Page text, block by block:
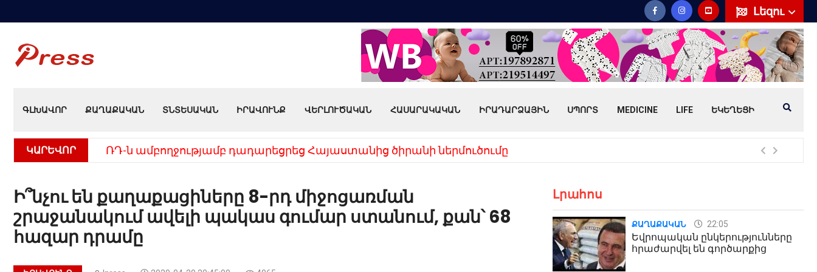
Լեզու
ԳԼԽԱՎՈՐ ՔԱՂԱՔԱԿԱՆ ՏՆՏԵՍԱԿԱՆ ԻՐԱՎՈՒՆՔ ՎԵՐԼՈՒԾԱԿԱՆ ՀԱՍԱՐԱԿԱԿԱՆ ԻՐԱԴԱՐՁԱՅԻՆ ՍՊՈՐՏ MEDICINE LIFE ԵԿԵՂԵՑԻ
ԿԱՐԵՎՈՐ ՌԴ-ն ամբողջությամբ դադարեցրեց Հայաստանից ծիրանի ներմուծումը
Ի՞նչու են քաղաքացիները 8-րդ միջոցառման
շրաջանակում ավելի պակաս գումար ստանում, քան՝ 68
հազար դրամը
Լրահոս
ՔԱՂԱՔԱԿԱՆ 22:05
Եվրոպական ընկերությունները
հրաժարվել են գործարքից